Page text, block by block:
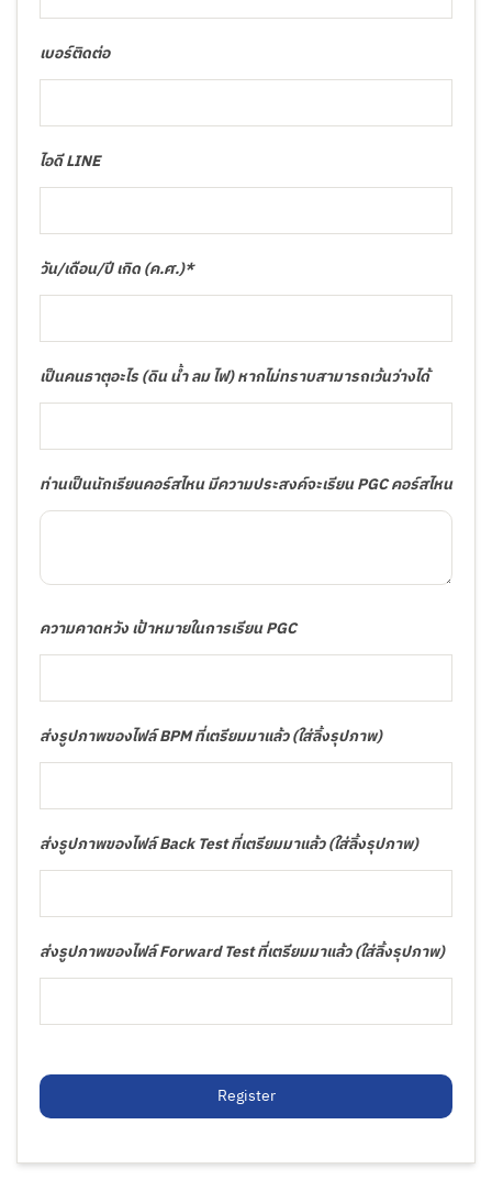
เบอร์ติดต่อ
ไอดี LINE
วัน/เดือน/ปี เกิด (ค.ศ.)*
เป็นคนธาตุอะไร (ดิน น้ำ ลม ไฟ) หากไม่ทราบสามารถเว้นว่างได้
ท่านเป็นนักเรียนคอร์สไหน มีความประสงค์จะเรียน PGC คอร์สไหน
ความคาดหวัง เป้าหมายในการเรียน PGC
ส่งรูปภาพของไฟล์ BPM ที่เตรียมมาแล้ว (ใส่ลิ้งรุปภาพ)
ส่งรูปภาพของไฟล์ Back Test ที่เตรียมมาแล้ว (ใส่ลิ้งรุปภาพ)
ส่งรูปภาพของไฟล์ Forward Test ที่เตรียมมาแล้ว (ใส่ลิ้งรุปภาพ)
Register